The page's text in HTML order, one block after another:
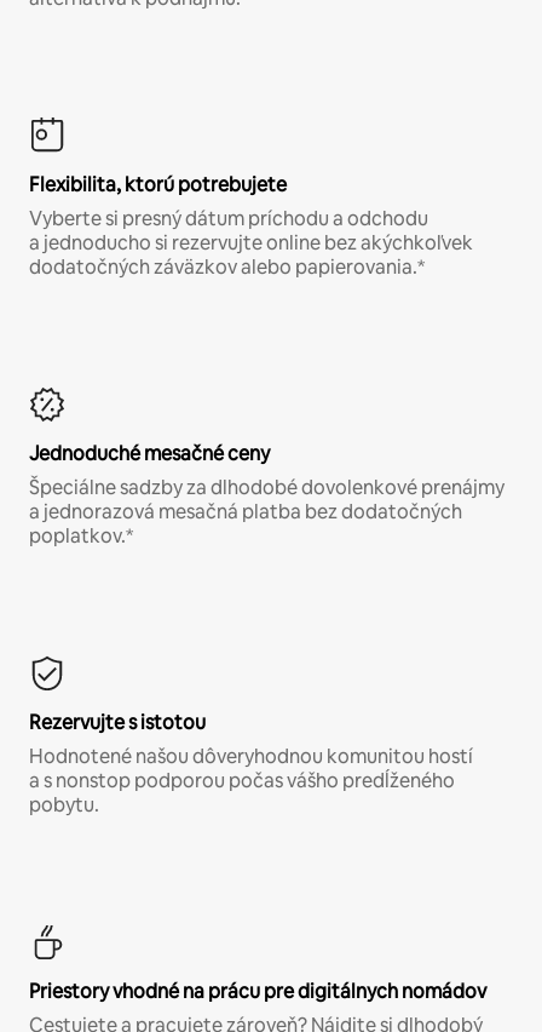
Flexibilita, ktorú potrebujete
Vyberte si presný dátum príchodu a odchodu
a jednoducho si rezervujte online bez akýchkoľvek
dodatočných záväzkov alebo papierovania.*
Jednoduché mesačné ceny
Špeciálne sadzby za dlhodobé dovolenkové prenájmy
a jednorazová mesačná platba bez dodatočných
poplatkov.*
Rezervujte s istotou
Hodnotené našou dôveryhodnou komunitou hostí
a s nonstop podporou počas vášho predĺženého
pobytu.
Priestory vhodné na prácu pre digitálnych nomádov
Cestujete a pracujete zároveň? Nájdite si dlhodobý